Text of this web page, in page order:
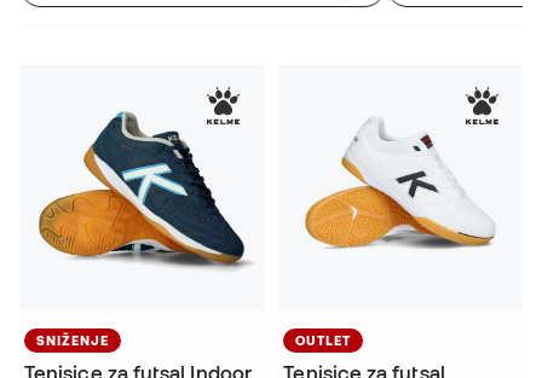
SNIŽENJE
Tenisice za futsal Indoor
OUTLET
Tenisice za futsal